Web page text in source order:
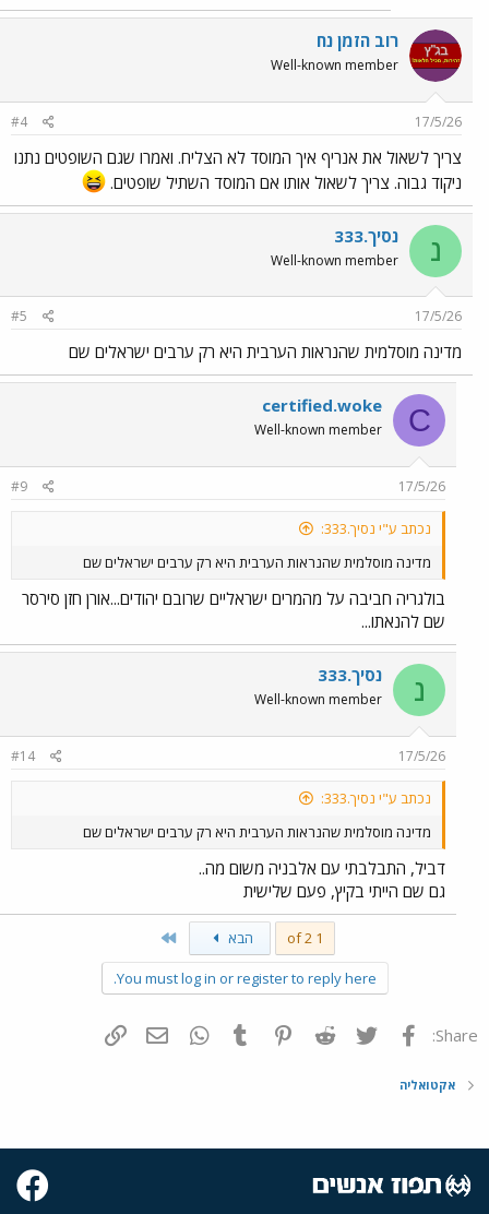
רוב הזמן נח
Well-known member
17/5/26
#4
צריך לשאול את אנריף איך המוסד לא הצליח. ואמרו שגם השופטים נתנו
ניקוד גבוה. צריך לשאול אותו אם המוסד השתיל שופטים.
נ נסיך.333
Well-known member
17/5/26
#5
מדינה מוסלמית שהנראות הערבית היא רק ערבים ישראלים שם
C
certified.woke
Well-known member
17/5/26
#9
נכתב ע"י נסיך.333:
מדינה מוסלמית שהנראות הערבית היא רק ערבים ישראלים שם
בולגריה חביבה על מהמרים ישראליים שרובם יהודים...אורן חזן סירסר
שם להנאתו...
נ נסיך.333
Well-known member
17/5/26
#14
נכתב ע"י נסיך.333:
מדינה מוסלמית שהנראות הערבית היא רק ערבים ישראלים שם
דביל, התבלבתי עם אלבניה משום מה..
גם שם הייתי בקיץ, פעם שלישית
1 of 2 הבא
You must log in or register to reply here.
Share: פייסבוק Twitter
Reddit
Pinterest
Tumblr
WhatsAppדואר אלקטרוני
אקטואליה